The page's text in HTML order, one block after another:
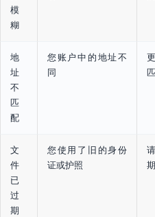
模
糊
地
址
不
匹
配
您账户中的地址不
同
文
件
已
过
期
您使用了旧的身份
证或护照
期